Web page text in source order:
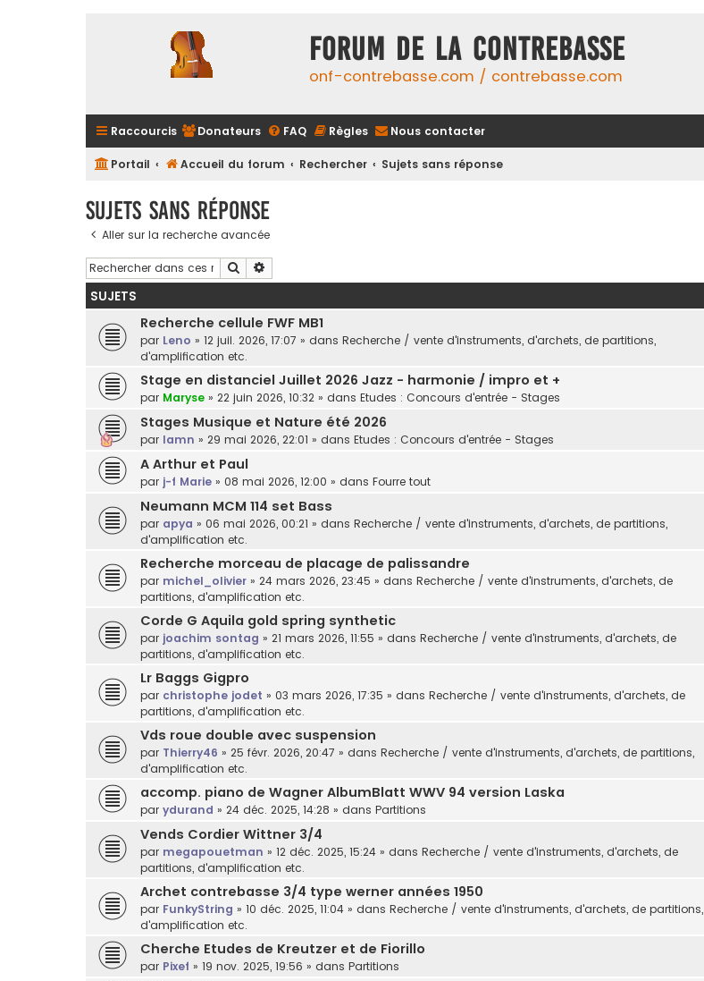
FORUM DE LA CONTREBASSE
onf-contrebasse.com / contrebasse.com
Raccourcis Donateurs FAQ Règles Nous contacter
Portail Accueil du forum Rechercher Sujets sans réponse
Sujets sans réponse
Aller sur la recherche avancée
Rechercher
SUJETS
Recherche cellule FWF MB1
par Leno » 12 juil. 2026, 17:07 » dans Recherche / vente d'instruments, d'archets, de partitions,
d'amplification etc.
Stage en distanciel Juillet 2026 Jazz - harmonie / impro et +
par Maryse » 22 juin 2026, 10:32 » dans Etudes : Concours d'entrée - Stages
Stages Musique et Nature été 2026
par lamn » 29 mai 2026, 22:01 » dans Etudes : Concours d'entrée - Stages
A Arthur et Paul
par j-f Marie » 08 mai 2026, 12:00 » dans Fourre tout
Neumann MCM 114 set Bass
par apya » 06 mai 2026, 00:21 » dans Recherche / vente d'instruments, d'archets, de partitions,
d'amplification etc.
Recherche morceau de placage de palissandre
par michel_olivier » 24 mars 2026, 23:45 » dans Recherche / vente d'instruments, d'archets, de
partitions, d'amplification etc.
Corde G Aquila gold spring synthetic
par joachim sontag » 21 mars 2026, 11:55 » dans Recherche / vente d'instruments, d'archets, de
partitions, d'amplification etc.
Lr Baggs Gigpro
par christophe jodet » 03 mars 2026, 17:35 » dans Recherche / vente d'instruments, d'archets, de
partitions, d'amplification etc.
Vds roue double avec suspension
par Thierry46 » 25 févr. 2026, 20:47 » dans Recherche / vente d'instruments, d'archets, de partitions,
d'amplification etc.
accomp. piano de Wagner AlbumBlatt WWV 94 version Laska
par ydurand » 24 déc. 2025, 14:28 » dans Partitions
Vends Cordier Wittner 3/4
par megapouetman » 12 déc. 2025, 15:24 » dans Recherche / vente d'instruments, d'archets, de
partitions, d'amplification etc.
Archet contrebasse 3/4 type werner années 1950
par FunkyString » 10 déc. 2025, 11:04 » dans Recherche / vente d'instruments, d'archets, de partitions,
d'amplification etc.
Cherche Etudes de Kreutzer et de Fiorillo
par Pixef » 19 nov. 2025, 19:56 » dans Partitions